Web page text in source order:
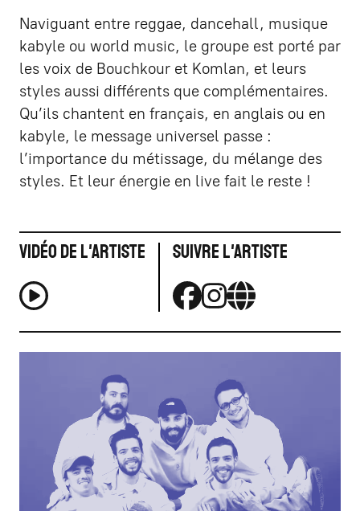
Naviguant entre reggae, dancehall, musique
kabyle ou world music, le groupe est porté par
les voix de Bouchkour et Komlan, et leurs
styles aussi différents que complémentaires.
Qu’ils chantent en français, en anglais ou en
kabyle, le message universel passe :
l’importance du métissage, du mélange des
styles. Et leur énergie en live fait le reste !
Vidéo de l'artiste Suivre l'artiste